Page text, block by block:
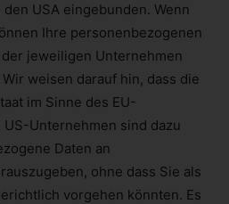
USA eingebunden. Wenn
Ihre personenbezogenen
jeweiligen Unternehmen
weisen darauf hin, dass die
im Sinne des EU-
Unternehmen sind dazu
Daten an
ohne dass Sie als
vorgehen könnten. Es